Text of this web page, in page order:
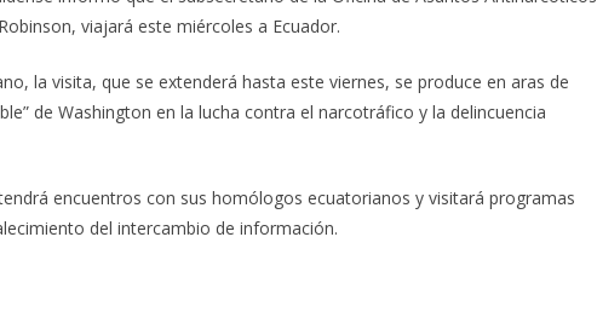
viajará este miércoles a Ecuador.
la visita, que se extenderá hasta este viernes, se produce en aras de
de Washington en la lucha contra el narcotráfico y la delincuencia
encuentros con sus homólogos ecuatorianos y visitará programas
del intercambio de información.